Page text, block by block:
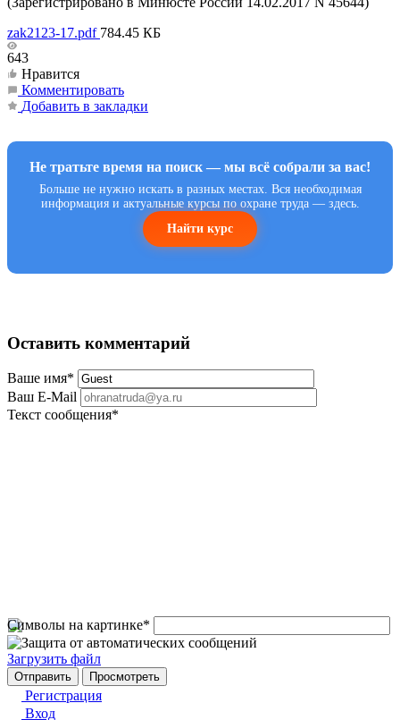
zak2123-17.pdf 784.45 КБ
643
Нравится
Комментировать
Добавить в закладки
Не тратьте время на поиск — мы всё собрали за вас!
Больше не нужно искать в разных местах. Вся необходимая
информация и актуальные курсы по охране труда — здесь.
Найти курс
Оставить комментарий
Ваше имя*
Ваш E-Mail
Текст сообщения*
Символы на картинке*
Загрузить файл
Регистрация
Вход